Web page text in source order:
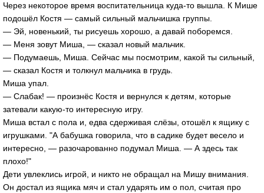
Через некоторое время воспитательница куда-то вышла. К Мише
подошёл Костя — самый сильный мальчишка группы.
— Эй, новенький, ты рисуешь хорошо, а давай поборемся.
— Меня зовут Миша, — сказал новый мальчик.
— Подумаешь, Миша. Сейчас мы посмотрим, какой ты сильный,
— сказал Костя и толкнул мальчика в грудь.
Миша упал.
— Слабак! — произнёс Костя и вернулся к детям, которые
затевали какую-то интересную игру.
Миша встал с пола и, едва сдерживая слёзы, отошёл к ящику с
игрушками. "А бабушка говорила, что в садике будет весело и
интересно, — разочарованно подумал Миша. — А здесь так
плохо!"
Дети увлеклись игрой, и никто не обращал на Мишу внимания.
Он достал из ящика мяч и стал ударять им о пол, считая про